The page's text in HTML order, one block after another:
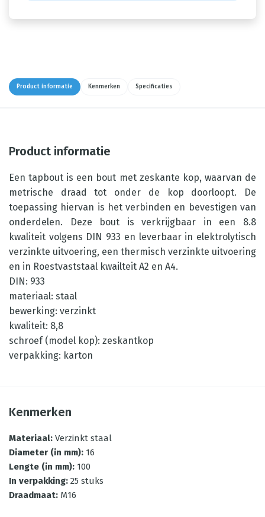
Product informatie Kenmerken Specificaties
Product informatie
Een tapbout is een bout met zeskante kop, waarvan de
metrische draad tot onder de kop doorloopt. De
toepassing hiervan is het verbinden en bevestigen van
onderdelen. Deze bout is verkrijgbaar in een 8.8
kwaliteit volgens DIN 933 en leverbaar in elektrolytisch
verzinkte uitvoering, een thermisch verzinkte uitvoering
en in Roestvaststaal kwailteit A2 en A4.
DIN: 933
materiaal: staal
bewerking: verzinkt
kwaliteit: 8,8
schroef (model kop): zeskantkop
verpakking: karton
Kenmerken
Materiaal: Verzinkt staal
Diameter (in mm): 16
Lengte (in mm): 100
In verpakking: 25 stuks
Draadmaat: M16